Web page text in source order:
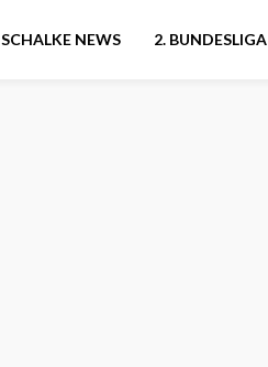
SCHALKE NEWS 2. BUNDESLIGA